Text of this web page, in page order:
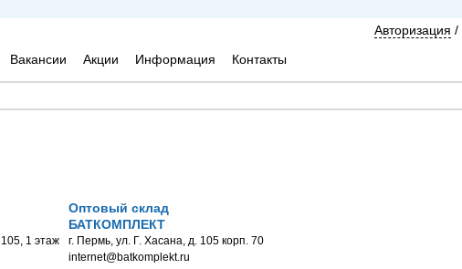
Вакансии Акции Информация Контакты
Авторизация /
1 этаж
Оптовый склад
БАТКОМПЛЕКТ
г. Пермь, ул. Г. Хасана, д. 105 корп. 70
internet@batkomplekt.ru